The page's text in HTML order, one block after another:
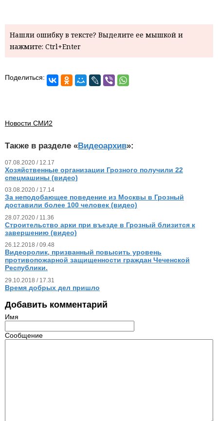
Нашли ошибку в тексте? Выделите ее мышкой и
нажмите: Ctrl+Enter
Поделиться:
Новости СМИ2
Также в разделе «Видеоархив»:
07.08.2020 / 12.17
Хозяйственные организации Грозного получили 22
спецмашины (видео)
03.08.2020 / 17.14
За неподобающее поведение из Москвы в Грозный
доставили более 100 человек (видео)
28.07.2020 / 11.36
Строительство арки при въезде в Грозный близится к
завершению (видео)
26.12.2018 / 09.48
Видеоролик, призванный повысить уровень
противопожарной защищенности граждан Чеченской
Республики.
29.10.2018 / 17.31
Время добрых дел пришло
Добавить комментарий
Имя
Сообщение